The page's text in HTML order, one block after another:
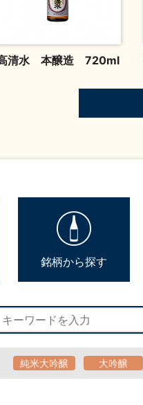
清水 本醸造 720ml
銘柄から探す
純米大吟醸 大吟醸